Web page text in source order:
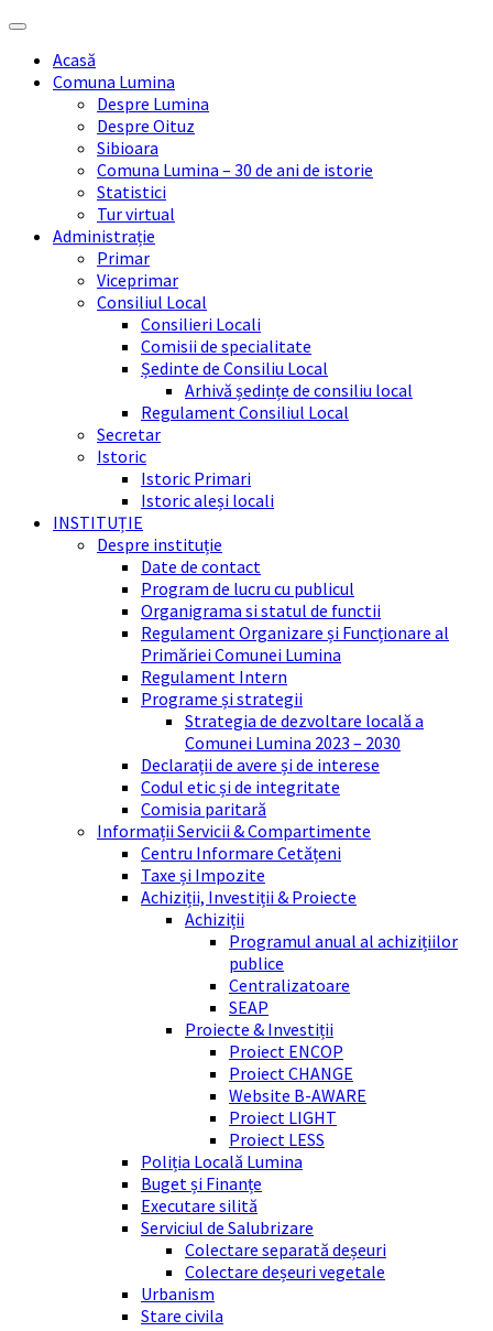
Skip
content
Skip
sidebar
Skip
right
sidebar
Skip
footerAcasă
Comuna Lumina
Despre Lumina
Despre Oituz
Sibioara
Comuna Lumina – 30 de ani de istorie
Statistici
Tur virtual
Administrație
Primar
Viceprimar
Consiliul Local
Consilieri Locali
Comisii de specialitate
Ședinte de Consiliu Local
Arhivă ședințe de consiliu local
Regulament Consiliul Local
Secretar
Istoric
Istoric Primari
Istoric aleși locali
INSTITUȚIE
Despre instituție
Date de contact
Program de lucru cu publicul
Organigrama si statul de functii
Regulament Organizare și Funcționare al
Primăriei Comunei Lumina
Regulament Intern
Programe și strategii
Strategia de dezvoltare locală a
Comunei Lumina 2023 – 2030
Declarații de avere și de interese
Codul etic și de integritate
Comisia paritară
Informații Servicii & Compartimente
Centru Informare Cetățeni
Taxe și Impozite
Achiziții, Investiții & Proiecte
Achiziții
Programul anual al achizițiilor
publice
Centralizatoare
SEAP
Proiecte & Investiții
Proiect ENCOP
Proiect CHANGE
Website B-AWARE
Proiect LIGHT
Proiect LESS
Poliția Locală Lumina
Buget și Finanțe
Executare silită
Serviciul de Salubrizare
Colectare separată deșeuri
Colectare deșeuri vegetale
Urbanism
Stare civila